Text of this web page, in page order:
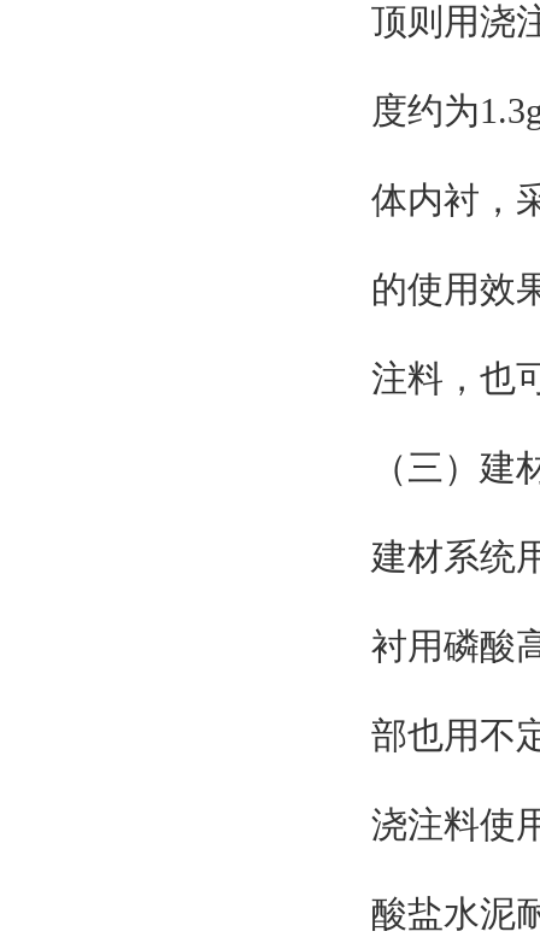
顶则用浇
度约为
体内衬，
的使用效
注料，也
（三）建
建材系统
衬用磷酸
部也用不
浇注料使
酸盐水泥